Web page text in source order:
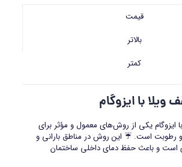
قیمت
بالاتر
کمتر
با ایزوگام
ایزوگام یکی از روش‌های معمول و مؤثر برای
رطوبت است. ☔ این روش در مناطق بارانی و
است و باعث حفظ دمای داخلی ساختمان